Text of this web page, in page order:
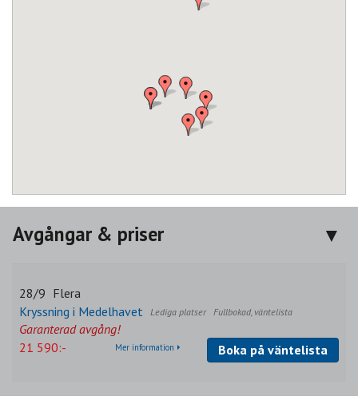
Avgångar & priser
28/9 Flera
Kryssning i Medelhavet
Garanterad avgång!
Fullbokad, väntelista
21 590:- Boka på väntelista
Mer information